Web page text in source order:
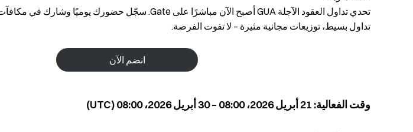
تداول بسيط، توزيعات مجانية مثيرة – لا تفوت الفرصة.
انضم الآن
وقت الفعالية: 21 أبريل 2026، 08:00 – 30 أبريل 2026، 08:00 (UTC)